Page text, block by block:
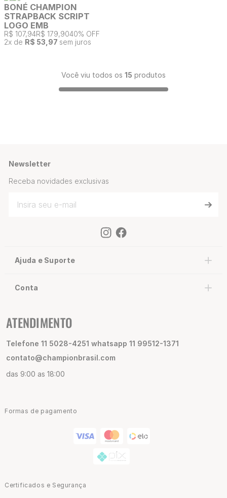
BONÉ CHAMPION
STRAPBACK SCRIPT
LOGO EMB
R$ 107,94R$ 179,9040% OFF
2x de R$ 53,97 sem juros
Você viu todos os 15 produtos
Newsletter
Receba novidades exclusivas
Ajuda e Suporte
Conta
ATENDIMENTO
Telefone 11 5028-4251 whatsapp 11 99512-1371
contato@championbrasil.com
das 9:00 as 18:00
Formas de pagamento
Certificados e Segurança